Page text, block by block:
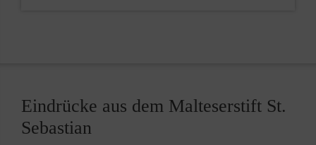
Eindrücke aus dem Malteserstift St.
Sebastian